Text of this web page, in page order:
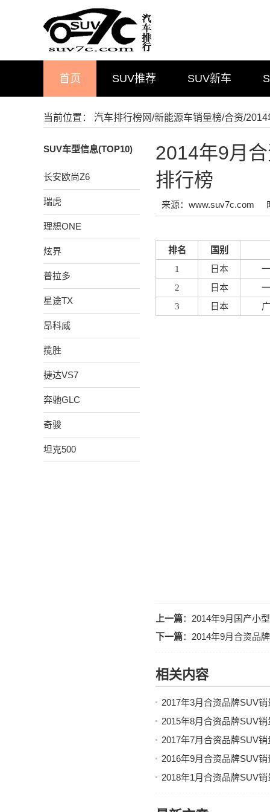
首页 SUV推荐 SUV新车
当前位置： 汽车排行榜网/新能源车销量榜/合资/2014
SUV车型信息(TOP10)
长安欧尚Z6
瑞虎
理想ONE
炫界
普拉多
星途TX
昂科威
揽胜
捷达VS7
奔驰GLC
奇骏
坦克500
2014年9月
排行榜
来源：www.suv7c.com
排名
国别
1
日本
2
日本
3
日本
上一篇： 2014年9月国产小
下一篇： 2014年9月合资品
相关内容
2017年3月合资品牌SUV
2015年8月合资品牌SUV
2017年7月合资品牌SUV
2016年9月合资品牌SUV
2018年1月合资品牌SUV